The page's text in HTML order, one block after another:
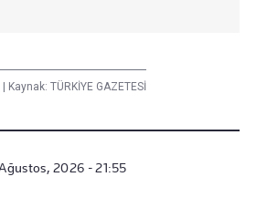
Kaynak: TÜRKİYE GAZETESİ
2026 - 21:55